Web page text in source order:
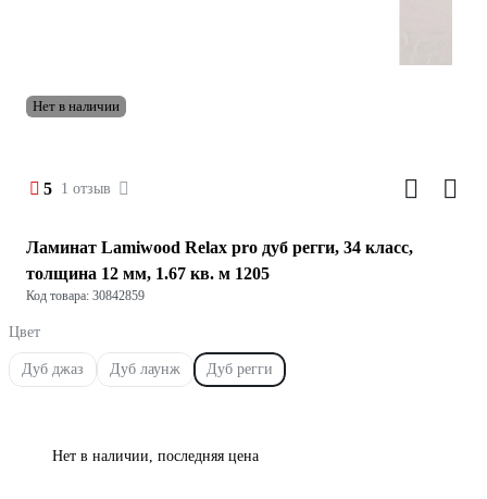
Нет в наличии
5 1 отзыв
Ламинат Lamiwood Relax pro дуб регги, 34 класс,
толщина 12 мм, 1.67 кв. м 1205
Код товара: 30842859
Цвет
Дуб джаз Дуб лаунж Дуб регги
Нет в наличии, последняя цена